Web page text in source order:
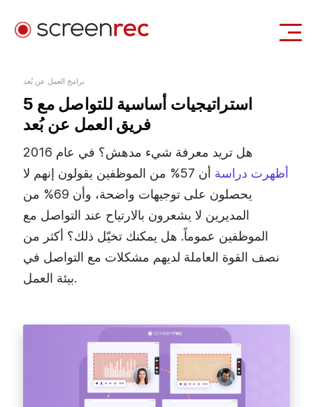
تسجيل الدخول تحميل مجاني
برامج العمل عن بُعد
5 استراتيجيات أساسية للتواصل مع
فريق العمل عن بُعد
هل تريد معرفة شيء مدهش؟ في عام 2016
أظهرت دراسة
أن 57% من الموظفين يقولون إنهم لا
يحصلون على توجيهات واضحة، وأن 69% من
المديرين لا يشعرون بالارتياح عند التواصل مع
الموظفين عموماً. هل يمكنك تخيّل ذلك؟ أكثر من
نصف القوة العاملة لديهم مشكلات مع التواصل في
بيئة العمل.